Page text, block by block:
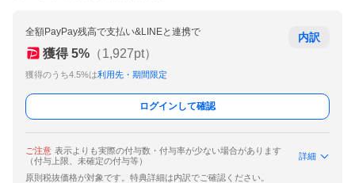
全額PayPay残高で支払い&LINEと連携で
獲得 5% （1,927pt）
獲得のうち4.5%は利用先・期間限定
内訳
ログインして確認
ご注意 表示よりも実際の付与数・付与率が少ない場合があります
（付与上限、未確定の付与等）
詳細
原則税抜価格が対象です。特典詳細は内訳でご確認ください。